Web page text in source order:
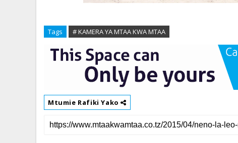
Tags # KAMERA YA MTAA KWA MTAA
Mtumie Rafiki Yako